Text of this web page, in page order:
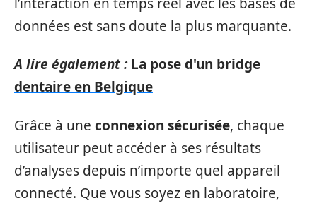
données est sans doute la plus marquante.
A lire également : La pose d'un bridge
dentaire en Belgique
Grâce à une connexion sécurisée, chaque
utilisateur peut accéder à ses résultats
d’analyses depuis n’importe quel appareil
connecté. Que vous soyez en laboratoire,